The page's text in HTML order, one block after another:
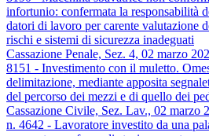
infortunio: confermata la responsabilità
datori di lavoro per carente valutazione
rischi e sistemi di sicurezza inadeguati
Cassazione Penale, Sez. 4, 02 marzo
8151 - Investimento con il muletto.
delimitazione, mediante apposita
del percorso dei mezzi e di quello dei
Cassazione Civile, Sez. Lav., 02 marzo
n. 4642 - Lavoratore investito da una